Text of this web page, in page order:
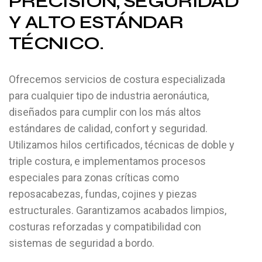
Y ALTO ESTÁNDAR
TÉCNICO.
Ofrecemos servicios de costura especializada
para cualquier tipo de industria aeronáutica,
diseñados para cumplir con los más altos
estándares de calidad, confort y seguridad.
Utilizamos hilos certificados, técnicas de doble y
triple costura, e implementamos procesos
especiales para zonas críticas como
reposacabezas, fundas, cojines y piezas
estructurales. Garantizamos acabados limpios,
costuras reforzadas y compatibilidad con
sistemas de seguridad a bordo.